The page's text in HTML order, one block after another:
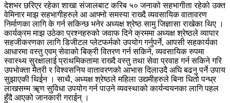
देशभर छरिएर रहेका शाखा संजालबाट करिब ५० जनाको सहभागीता रहेको उक्त
वेमिनार माझ सहभागीहरुले आ आफ्नो समस्या राख्दै व्यवसायिक वातावरण
निर्माणका लागि के गर्न सकिन्छ भनेर अध्यक्ष श्रेष्ठ सामु जिज्ञासा राखेका थिए ।
कार्यक्रम माझ उठेका प्रश्नहरुको जवाफ दिने क्रममा अध्यक्ष श्रेष्ठले व्यापार
सहजीकरणका लागि डिजीटल प्लेटफर्मको उपयोग गर्नुपर्ने, आपसी सहकार्यका
आधारमा वस्तु एवम् सेवाको बिक्री वितरण गर्न सकिने, व्यवसायिक रुपमा
स्वास्थ्य सुरक्षालाई प्राथमिकतामा राख्दै वस्तु तथा सेवा प्रवाह गर्न सकिने गरि
उपभोक्ता मैत्री र विश्वसनिय वातावरणको आभास दिलाउदै अघि बढनु पर्ने उपाय
सुझाएकी थिईन । साथै, अध्यक्ष श्रेष्ठले महिला उद्यमीहरुले बिना धितो पन्ध्र
लाखसम्म ॠण सुविधा उपयोग गर्न पाउने व्यवस्थाको कार्यन्वयनका लागि पहल
हुँदै आएको जानकारी गराईन् ।